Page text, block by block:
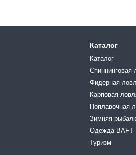
Каталог
Каталог
Спиннинговая
Фидерная
Карповая
Поплавочная
Зимняя
Одежда BAFT
Туризм